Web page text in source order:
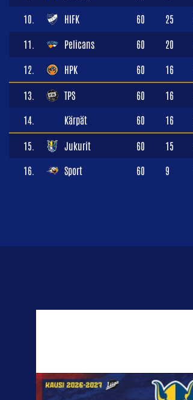
10. HIFK 60 25
11. Pelicans 60 20
12. HPK 60 16
13. TPS 60 16
14. Kärpät 60 16
15. Jukurit 60 15
16. Sport 60 9